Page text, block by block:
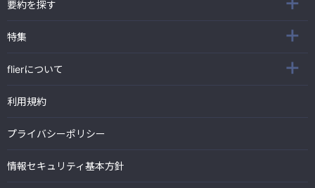
要約を探す
特集
flierについて
利用規約
プライバシーポリシー
情報セキュリティ基本方針